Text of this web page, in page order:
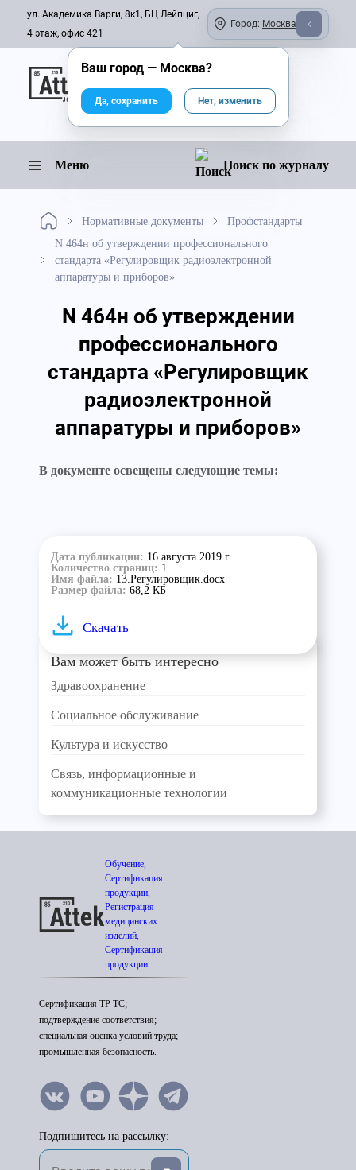
ул. Академика Варги, 8к1, БЦ Лейпциг,
4 этаж, офис 421
Город: Москва
Онлайн-журнал
Меню Поиск по журналу
Нормативные документы
Профстандарты
N 464н об утверждении профессионального
стандарта «Регулировщик радиоэлектронной
аппаратуры и приборов»
N 464н об утверждении
профессионального
стандарта «Регулировщик
радиоэлектронной
аппаратуры и приборов»
В документе освещены следующие темы:
Дата публикации: 16 августа 2019 г.
Количество страниц: 1
Имя файла: 13.Регулировщик.docx
Размер файла: 68,2 КБ
Скачать
Вам может быть интересно
Здравоохранение
Социальное обслуживание
Культура и искусство
Связь, информационные и
коммуникационные технологии
Обучение,
Сертификация
продукции,
Регистрация
медицинских
изделий,
Сертификация
продукции
Сертификация ТР ТС;
подтверждение соответствия;
специальная оценка условий труда;
промышленная безопасность.
Подпишитесь на рассылку:
Ваш город — Москва?
Да, сохранить Нет, изменить